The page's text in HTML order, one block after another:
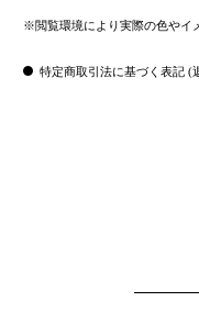
※閲覧環境により実際の色やイ
特定商取引法に基づく表記 (